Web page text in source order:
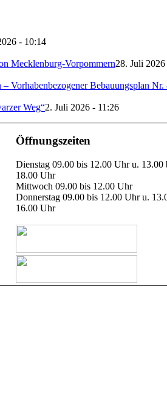
- 10:14
Mecklenburg-Vorpommern28. Juli
Vorhabenbezogener Bebauungsplan
Weg“2. Juli 2026 - 11:26
Öffnungszeiten
Dienstag 09.00 bis 12.00 Uhr u. 13.00
18.00 Uhr
Mittwoch 09.00 bis 12.00 Uhr
Donnerstag 09.00 bis 12.00 Uhr u.
16.00 Uhr